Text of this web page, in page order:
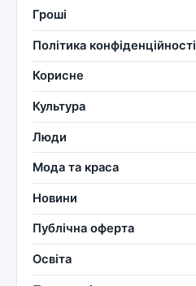
Гроші
Політика конфіденційності
Корисне
Культура
Люди
Мода та краса
Новини
Публічна оферта
Освіта